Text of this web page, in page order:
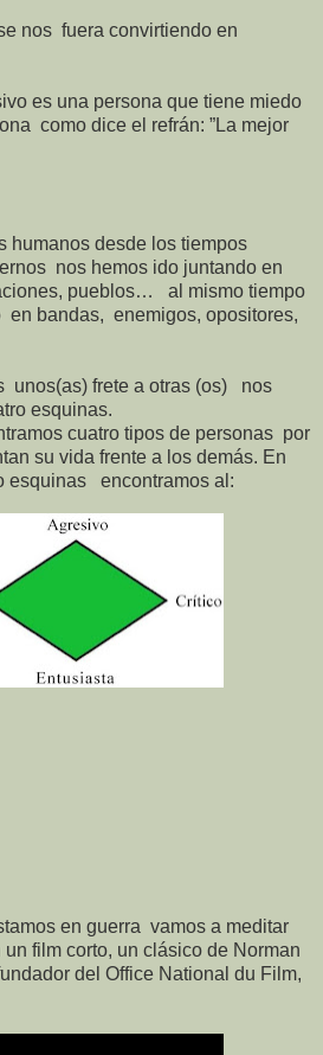
nos fuera convirtiendo en
es una persona que tiene miedo
como dice el refrán: ”La mejor
humanos desde los tiempos
nos hemos ido juntando en
pueblos…
al mismo tiempo
en bandas, enemigos, opositores,
unos(as) frete a otras (os)
nos
esquinas.
cuatro tipos de personas por
su vida frente a los demás. En
esquinas encontramos al:
en guerra vamos a meditar
un film corto, un clásico de Norman
del Office National du Film,